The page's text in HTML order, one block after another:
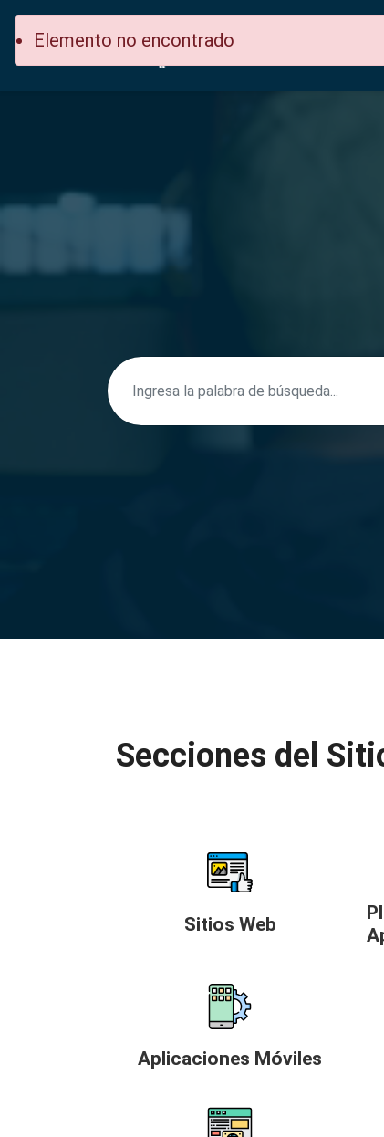
Elemento no encontrado
Secciones del
Sitios Web
Aplicaciones Móviles